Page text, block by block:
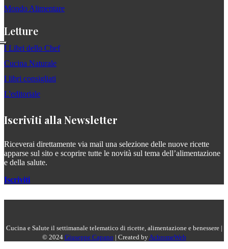
Mondo Alimentare
Letture
I Libri dello Chef
Cucina Naturale
I libri consigliati
L'editoriale
Iscriviti alla Newsletter
Riceverai direttamente via mail una selezione delle nuove ricette
apparse sul sito e scoprire tutte le novità sul tema dell’alimentazione
e della salute.
Iscriviti
Cucina e Salute il settimanale telematico di ricette, alimentazione e benessere |
© 2024 Giuseppe Capano | Created byAchromeWeb